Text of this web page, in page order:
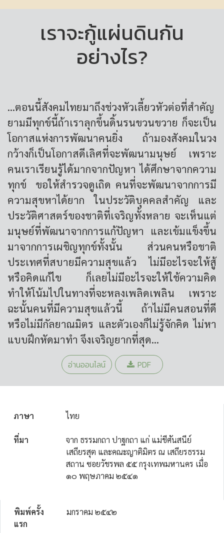
เราจะกู้แผ่นดินกัน
อย่างไร?
...ตอนนี้สังคมไทยมาถึงช่วงหัวเลี้ยวหัวต่อที่สำคัญ
ยามมีทุกข์นี้ถ้าเราลุกขึ้นดิ้นรนขวนขวาย ก็จะเป็น
โอกาสแห่งการพัฒนาคนยิ่ง ถ้ามองสังคมในวง
กว้างก็เป็นโอกาสดีเลิศที่จะพัฒนามนุษย์ เพราะ
คนเราเรียนรู้ได้มากจากปัญหา ได้ศึกษาจากความ
ทุกข์ ขอให้สำรวจดูเถิด คนที่จะพัฒนาจากการมี
ความสุขหาได้ยาก ในประวัติบุคคลสำคัญ และ
ประวัติศาสตร์ของชาติที่เจริญทั้งหลาย จะเห็นแต่
มนุษย์ที่พัฒนาจากการแก้ปัญหา และเข้มแข็งขึ้น
มาจากการเผชิญทุกข์ทั้งนั้น ส่วนคนหรือชาติ
ประเทศที่สบายมีความสุขแล้ว ไม่มีอะไรจะให้สู้
หรือคิดแก้ไข ก็เลยไม่มีอะไรจะให้ใช้ความคิด
ทำให้โน้มไปในทางที่จะหลงเพลิดเพลิน เพราะ
ฉะนั้นคนที่มีความสุขแล้วนี้ ถ้าไม่มีคนสอนที่ดี
หรือไม่มีกัลยาณมิตร และตัวเองก็ไม่รู้จักคิด ไม่หา
แบบฝึกหัดมาทำ จึงเจริญยากที่สุด...
อ่านออนไลน์ PDF
ภาษา ไทย
ที่มา
จาก ธรรมกถา ปาฐกถา แก่ แม่ชีศันสนีย์
เสถียรสุต และคณะญาติมิตร ณ เสถียรธรรม
สถาน ซอยวัชรพล ๕๕ กรุงเทพมหานคร เมื่อ
๑๐ พฤษภาคม ๒๕๔๑
พิมพ์ครั้ง
แรก
มกราคม ๒๕๔๒